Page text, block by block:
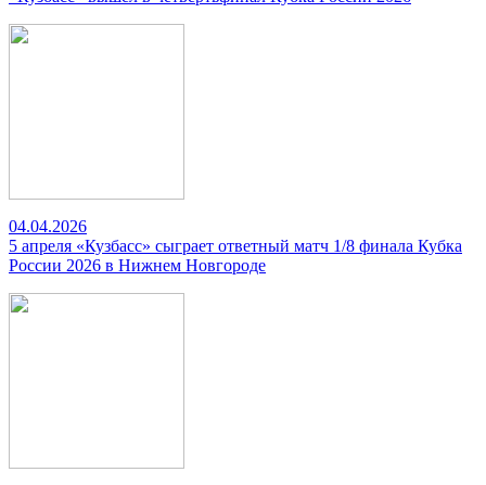
04.04.2026
5 апреля «Кузбасс» сыграет ответный матч 1/8 финала Кубка
России 2026 в Нижнем Новгороде